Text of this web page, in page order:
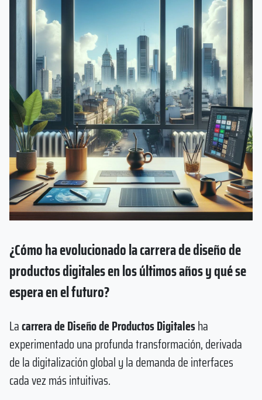
¿Cómo ha evolucionado la carrera de diseño de
productos digitales en los últimos años y qué se
espera en el futuro?
Lacarrera de Diseño de Productos Digitalesha
experimentado una profunda transformación, derivada
de la digitalización global y la demanda de interfaces
cada vez más intuitivas.